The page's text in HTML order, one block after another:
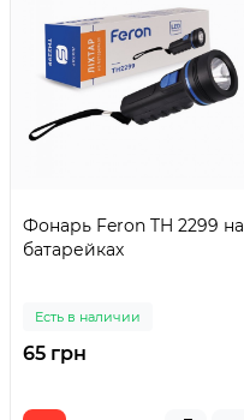
Фонарь Feron TH 2299 на
батарейках
Есть в наличии
65 грн